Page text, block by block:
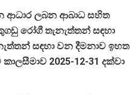
ආධාර ලබන ආබාධ සහිත
රෝගී තැනැත්තන් සඳහා
සඳහා වන දීමනාව ඉහත
2025-12-31 දක්වා